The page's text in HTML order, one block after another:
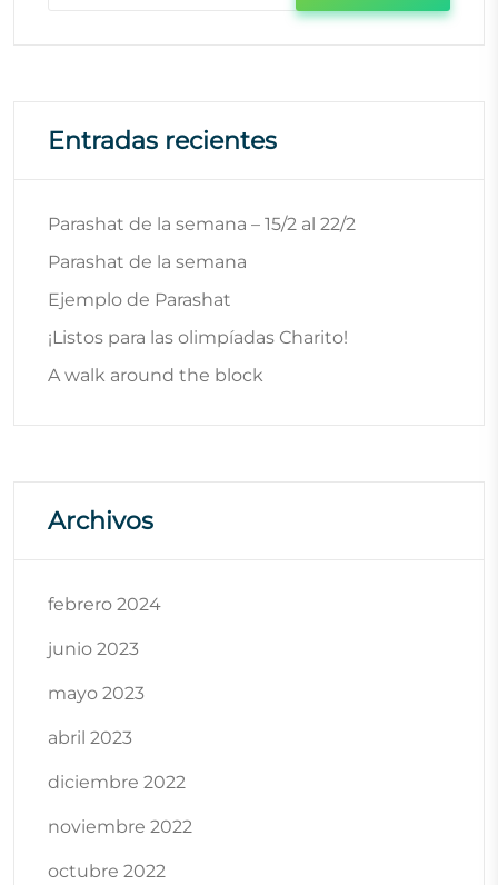
Entradas recientes
Parashat de la semana – 15/2 al 22/2
Parashat de la semana
Ejemplo de Parashat
¡Listos para las olimpíadas Charito!
A walk around the block
Archivos
febrero 2024
junio 2023
mayo 2023
abril 2023
diciembre 2022
noviembre 2022
octubre 2022